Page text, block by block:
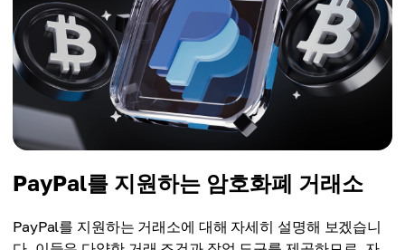
PayPal를 지원하는 암호화폐 거래소
PayPal를 지원하는 거래소에 대해 자세히 설명해 보겠습니